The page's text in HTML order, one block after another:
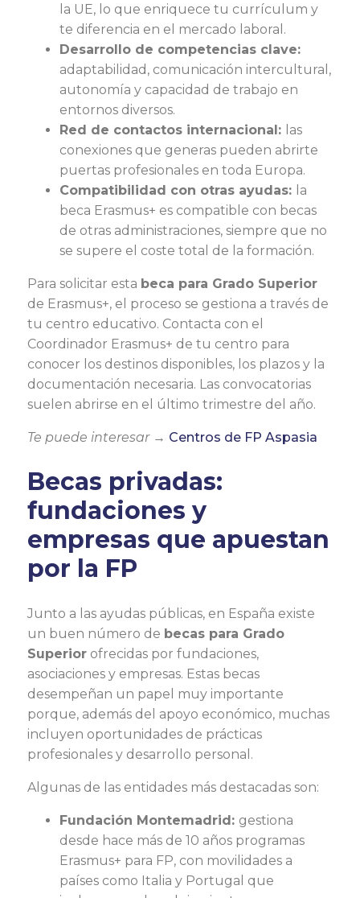
la UE, lo que enriquece tu currículum y
te diferencia en el mercado laboral.
Desarrollo de competencias clave:
adaptabilidad, comunicación intercultural,
autonomía y capacidad de trabajo en
entornos diversos.
Red de contactos internacional: las
conexiones que generas pueden abrirte
puertas profesionales en toda Europa.
Compatibilidad con otras ayudas: la
beca Erasmus+ es compatible con becas
de otras administraciones, siempre que no
se supere el coste total de la formación.
Para solicitar esta beca para Grado Superior
de Erasmus+, el proceso se gestiona a través de
tu centro educativo. Contacta con el
Coordinador Erasmus+ de tu centro para
conocer los destinos disponibles, los plazos y la
documentación necesaria. Las convocatorias
suelen abrirse en el último trimestre del año.
Te puede interesar → Centros de FP Aspasia
Becas privadas:
fundaciones y
empresas que apuestan
por la FP
Junto a las ayudas públicas, en España existe
un buen número de becas para Grado
Superior ofrecidas por fundaciones,
asociaciones y empresas. Estas becas
desempeñan un papel muy importante
porque, además del apoyo económico, muchas
incluyen oportunidades de prácticas
profesionales y desarrollo personal.
Algunas de las entidades más destacadas son:
Fundación Montemadrid: gestiona
desde hace más de 10 años programas
Erasmus+ para FP, con movilidades a
países como Italia y Portugal que